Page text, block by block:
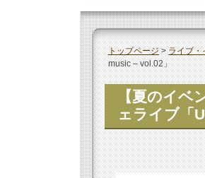
トップページ>ライブ・
music – vol.02」
【夏のイ
ェライブ「